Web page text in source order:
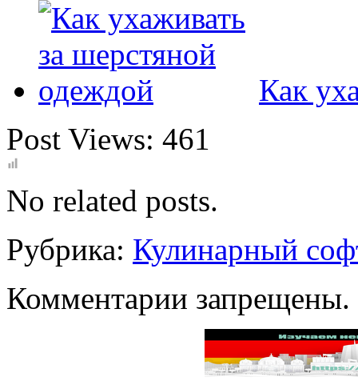
Как
Post Views: 461
No related posts.
Рубрика: Кулинарный
Комментарии запрещены.